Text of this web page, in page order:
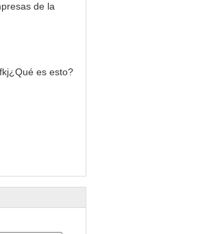
de la
¿Qué es esto?